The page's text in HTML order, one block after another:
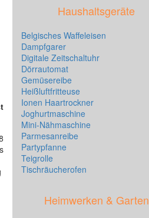
Haushaltsgeräte
Belgisches Waffeleisen
Dampfgarer
Digitale Zeitschaltuhr
Dörrautomat
Gemüsereibe
Heißluftfritteuse
Ionen Haartrockner
Joghurtmaschine
Mini-Nähmaschine
Parmesanreibe
Partypfanne
Teigrolle
Tischräucherofen
Heimwerken & Garten